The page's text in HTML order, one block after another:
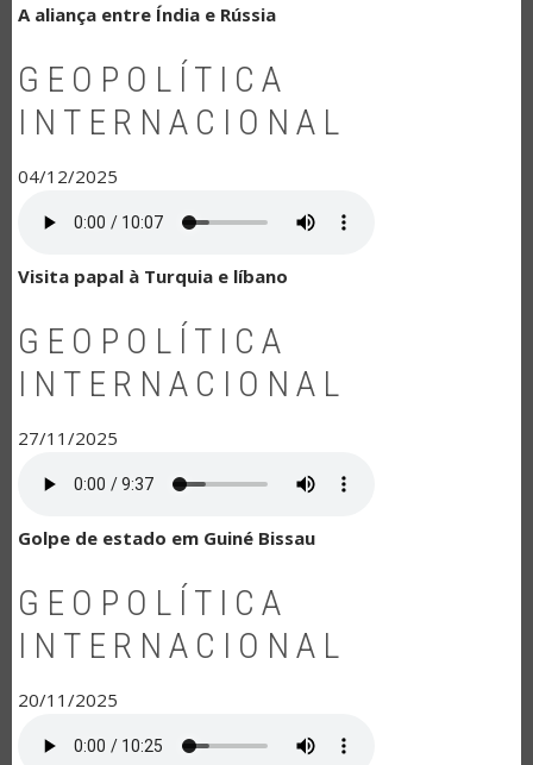
A aliança entre Índia e Rússia
GEOPOLÍTICA
INTERNACIONAL
04/12/2025
Visita papal à Turquia e líbano
GEOPOLÍTICA
INTERNACIONAL
27/11/2025
Golpe de estado em Guiné Bissau
GEOPOLÍTICA
INTERNACIONAL
20/11/2025